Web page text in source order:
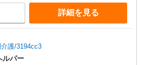
給：256,300円／年収例：346万〜 ※職務
別職務手当、日祝手当（月平均2回分）、
（月平均20回分）等、毎月平均的に支払
/日 ※居住支援特別手当は勤続5年目までの
に1万円（再入社除く） ◎賞与：基本給
分/年 ◎残業：別途時間外手当支給（超過
詳細を見る
護/3194cc3
ルパー